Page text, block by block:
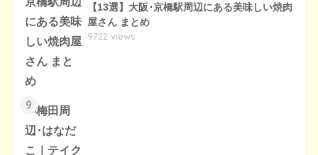
【13選】大阪･京橋駅周辺にある美味しい焼肉
屋さん まとめ
9722 views
9